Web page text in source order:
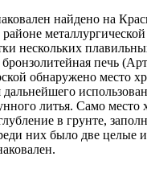
найдено на
металлургической
нескольких
печь
обнаружено место
дальнейшего
литья. Само место
в грунте,
них было две целые